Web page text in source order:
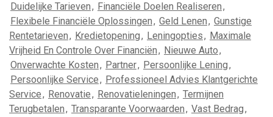
Duidelijke Tarieven, Financiële Doelen Realiseren,
Flexibele Financiële Oplossingen, Geld Lenen, Gunstige
Rentetarieven, Kredietopening, Leningopties, Maximale
Vrijheid En Controle Over Financiën, Nieuwe Auto,
Onverwachte Kosten, Partner, Persoonlijke Lening,
Persoonlijke Service, Professioneel Advies Klantgerichte
Service, Renovatie, Renovatieleningen, Termijnen
Terugbetalen, Transparante Voorwaarden, Vast Bedrag,